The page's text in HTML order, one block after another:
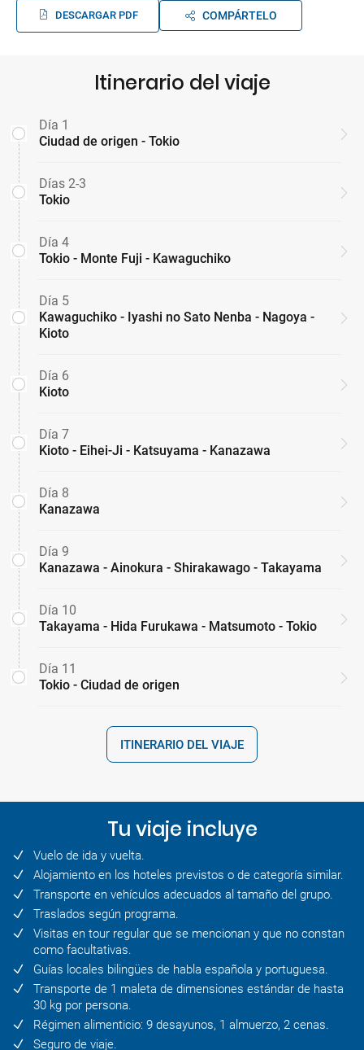
DESCARGAR PDF COMPÁRTELO
Itinerario del viaje
Día 1
Ciudad de origen - Tokio
Días 2-3
Tokio
Día 4
Tokio - Monte Fuji - Kawaguchiko
Día 5
Kawaguchiko - Iyashi no Sato Nenba - Nagoya -
Kioto
Día 6
Kioto
Día 7
Kioto - Eihei-Ji - Katsuyama - Kanazawa
Día 8
Kanazawa
Día 9
Kanazawa - Ainokura - Shirakawago - Takayama
Día 10
Takayama - Hida Furukawa - Matsumoto - Tokio
Día 11
Tokio - Ciudad de origen
ITINERARIO DEL VIAJE
Tu viaje incluye
Vuelo de ida y vuelta.
Alojamiento en los hoteles previstos o de categoría similar.
Transporte en vehículos adecuados al tamaño del grupo.
Traslados según programa.
Visitas en tour regular que se mencionan y que no constan
como facultativas.
Guías locales bilingües de habla española y portuguesa.
Transporte de 1 maleta de dimensiones estándar de hasta
30 kg por persona.
Régimen alimenticio: 9 desayunos, 1 almuerzo, 2 cenas.
Seguro de viaje.